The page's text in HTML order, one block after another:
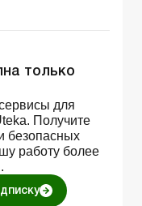
только
для
Получите
безопасных
работу более